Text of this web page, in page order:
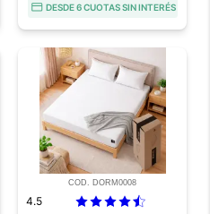
DESDE 6 CUOTAS SIN INTERÉS
COD. DORM0008
4.5